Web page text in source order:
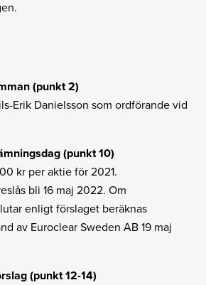
(punkt 2)
Erik Danielsson som ordförande vid
(punkt 10)
kr per aktie för 2021.
bli 16 maj 2022. Om
enligt förslaget beräknas
av Euroclear Sweden AB 19 maj
(punkt 12-14)